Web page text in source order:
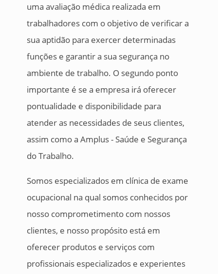
uma avaliação médica realizada em
trabalhadores com o objetivo de verificar a
sua aptidão para exercer determinadas
funções e garantir a sua segurança no
ambiente de trabalho. O segundo ponto
importante é se a empresa irá oferecer
pontualidade e disponibilidade para
atender as necessidades de seus clientes,
assim como a Amplus - Saúde e Segurança
do Trabalho.
Somos especializados em clínica de exame
ocupacional na qual somos conhecidos por
nosso comprometimento com nossos
clientes, e nosso propósito está em
oferecer produtos e serviços com
profissionais especializados e experientes